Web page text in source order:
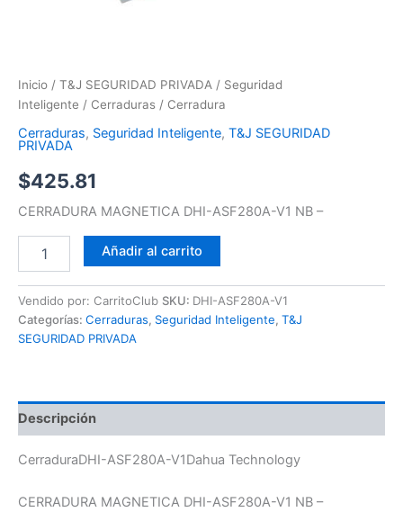
Inicio / T&J SEGURIDAD PRIVADA / Seguridad
Inteligente / Cerraduras / Cerradura
Cerraduras, Seguridad Inteligente, T&J SEGURIDAD
PRIVADA
$425.81
CERRADURA MAGNETICA DHI-ASF280A-V1 NB –
Añadir al carrito
Vendido por: CarritoClub SKU: DHI-ASF280A-V1
Categorías: Cerraduras, Seguridad Inteligente, T&J
SEGURIDAD PRIVADA
Descripción
CerraduraDHI-ASF280A-V1Dahua Technology
CERRADURA MAGNETICA DHI-ASF280A-V1 NB –